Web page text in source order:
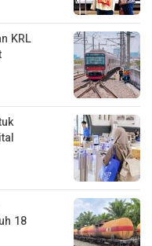
KRL
18